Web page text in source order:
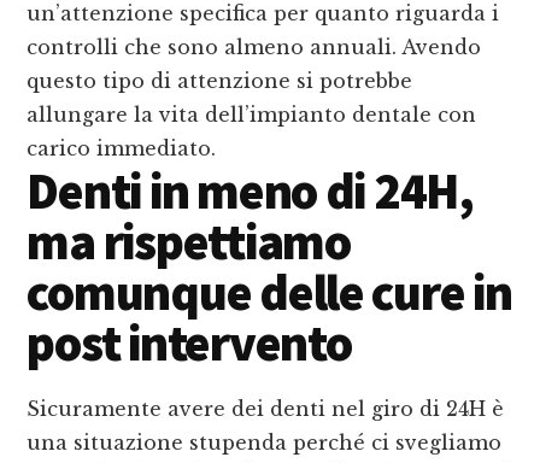
un’attenzione specifica per quanto riguarda i
controlli che sono almeno annuali. Avendo
questo tipo di attenzione si potrebbe
allungare la vita dell’impianto dentale con
carico immediato.
Denti in meno di 24H,
ma rispettiamo
comunque delle cure in
post intervento
Sicuramente avere dei denti nel giro di 24H è
una situazione stupenda perché ci svegliamo